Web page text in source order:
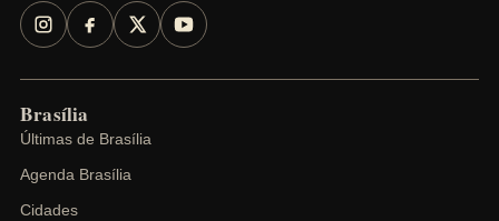
Brasília
Últimas de Brasília
Agenda Brasília
Cidades